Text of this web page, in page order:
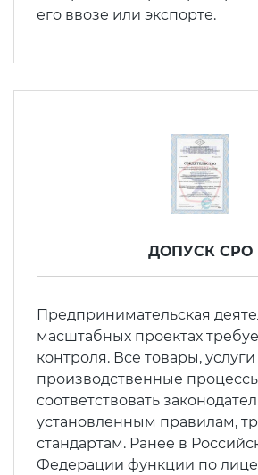
его ввозе или экспорте.
ДОПУСК СРО
Предпринимательская
масштабных проектах
контроля. Все товары, услуги
производственные
соответствовать
установленным правилам,
стандартам. Ранее в
Федерации функции по